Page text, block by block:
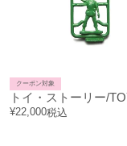
クーポン対象
¥22,000税込